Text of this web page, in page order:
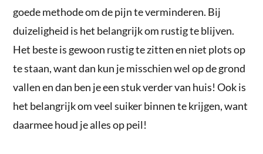
goede methode om de pijn te verminderen. Bij
duizeligheid is het belangrijk om rustig te blijven.
Het beste is gewoon rustig te zitten en niet plots op
te staan, want dan kun je misschien wel op de grond
vallen en dan ben je een stuk verder van huis! Ook is
het belangrijk om veel suiker binnen te krijgen, want
daarmee houd je alles op peil!